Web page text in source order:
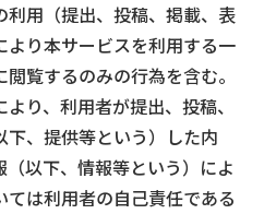
利用（提出、投稿、掲載、表
より本サービスを利用する一
覧するのみの行為を含む。
り、利用者が提出、投稿、
、提供等という）した内
以下、情報等という）によ
ては利用者の自己責任である